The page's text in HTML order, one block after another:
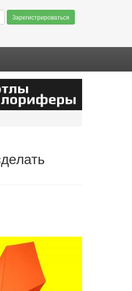
Зарегистрироваться